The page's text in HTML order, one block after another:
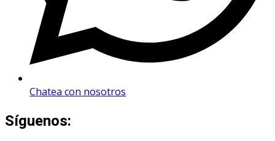
Chatea con nosotros
Síguenos: